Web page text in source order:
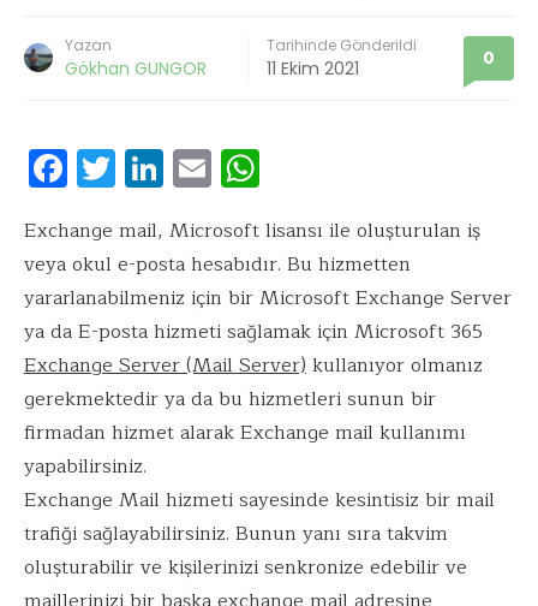
Yazan
Gökhan GUNGOR
Tarihinde Gönderildi
11 Ekim 2021 0
F
ac
e
b
o
o
k
T
w
it
te
r
Li
n
k
e
dI
n
E
m
ai
l
h
at
s
A
p
p
Exchange mail, Microsoft lisansı ile oluşturulan iş
veya okul e-posta hesabıdır. Bu hizmetten
yararlanabilmeniz için bir Microsoft Exchange Server
ya da E-posta hizmeti sağlamak için Microsoft 365
Exchange Server (Mail Server)kullanıyor olmanız
gerekmektedir ya da bu hizmetleri sunun bir
firmadan hizmet alarak Exchange mail kullanımı
yapabilirsiniz.
Exchange Mail hizmeti sayesinde kesintisiz bir mail
trafiği sağlayabilirsiniz. Bunun yanı sıra takvim
oluşturabilir ve kişilerinizi senkronize edebilir ve